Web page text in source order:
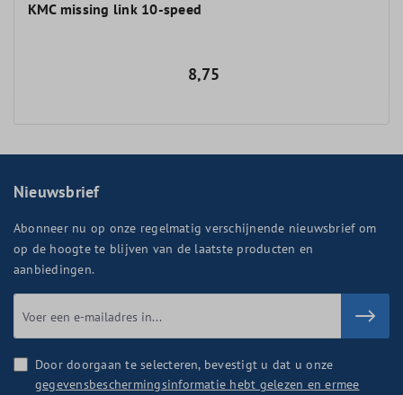
KMC missing link 10-speed
8,75
Nieuwsbrief
Abonneer nu op onze regelmatig verschijnende nieuwsbrief om
op de hoogte te blijven van de laatste producten en
aanbiedingen.
Door doorgaan te selecteren, bevestigt u dat u onze
gegevensbeschermingsinformatie hebt gelezen en ermee